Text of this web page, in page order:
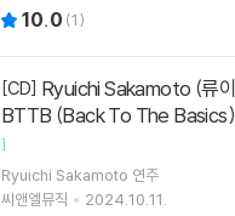
10.0 (1)
[CD]
BTTB (Back To The Basics)
]
Ryuichi Sakamoto 연주
씨앤엘뮤직
2024.10.11.